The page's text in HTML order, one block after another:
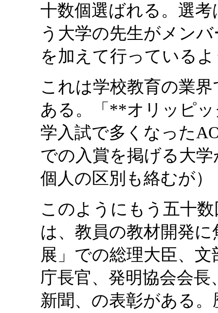
十数個選ばれる。選
う大学の先生がメン
を加えて行っている
これは学校教育の業
ある。「**オリッピ
学入試で多くなった
での入賞を掲げる大
個人の区別も絡むが）
このようにもう五十
は、教員の教材開発
展」での総理大臣、
庁長官、発明協会会
新聞、の表彰がある